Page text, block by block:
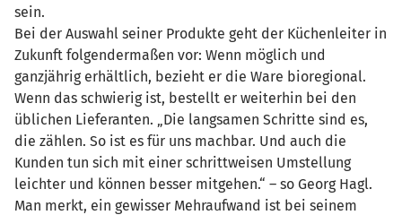
sein.
Bei der Auswahl seiner Produkte geht der Küchenleiter in
Zukunft folgendermaßen vor: Wenn möglich und
ganzjährig erhältlich, bezieht er die Ware bioregional.
Wenn das schwierig ist, bestellt er weiterhin bei den
üblichen Lieferanten. „Die langsamen Schritte sind es,
die zählen. So ist es für uns machbar. Und auch die
Kunden tun sich mit einer schrittweisen Umstellung
leichter und können besser mitgehen.“ – so Georg Hagl.
Man merkt, ein gewisser Mehraufwand ist bei seinem